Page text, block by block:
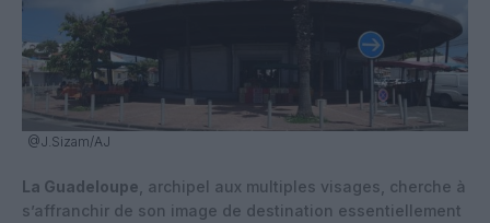
@J.Sizam/AJ
La Guadeloupe , archipel aux multiples visages, cherche à
s’affranchir de son image de destination essentiellement